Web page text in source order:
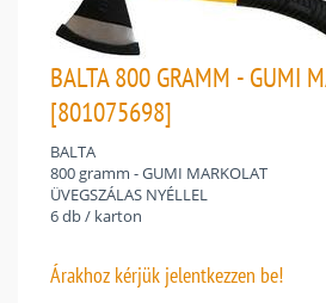
BALTA 800 GRAMM - GUMI
[801075698]
BALTA
800 gramm - GUMI MARKOLAT
ÜVEGSZÁLAS NYÉLLEL
6 db / karton
Árakhoz kérjük jelentkezzen be!